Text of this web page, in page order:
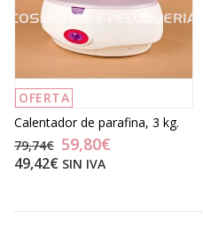
OFERTA
Calentador de parafina, 3 kg.
79,74€ 59,80€
49,42€ SIN IVA